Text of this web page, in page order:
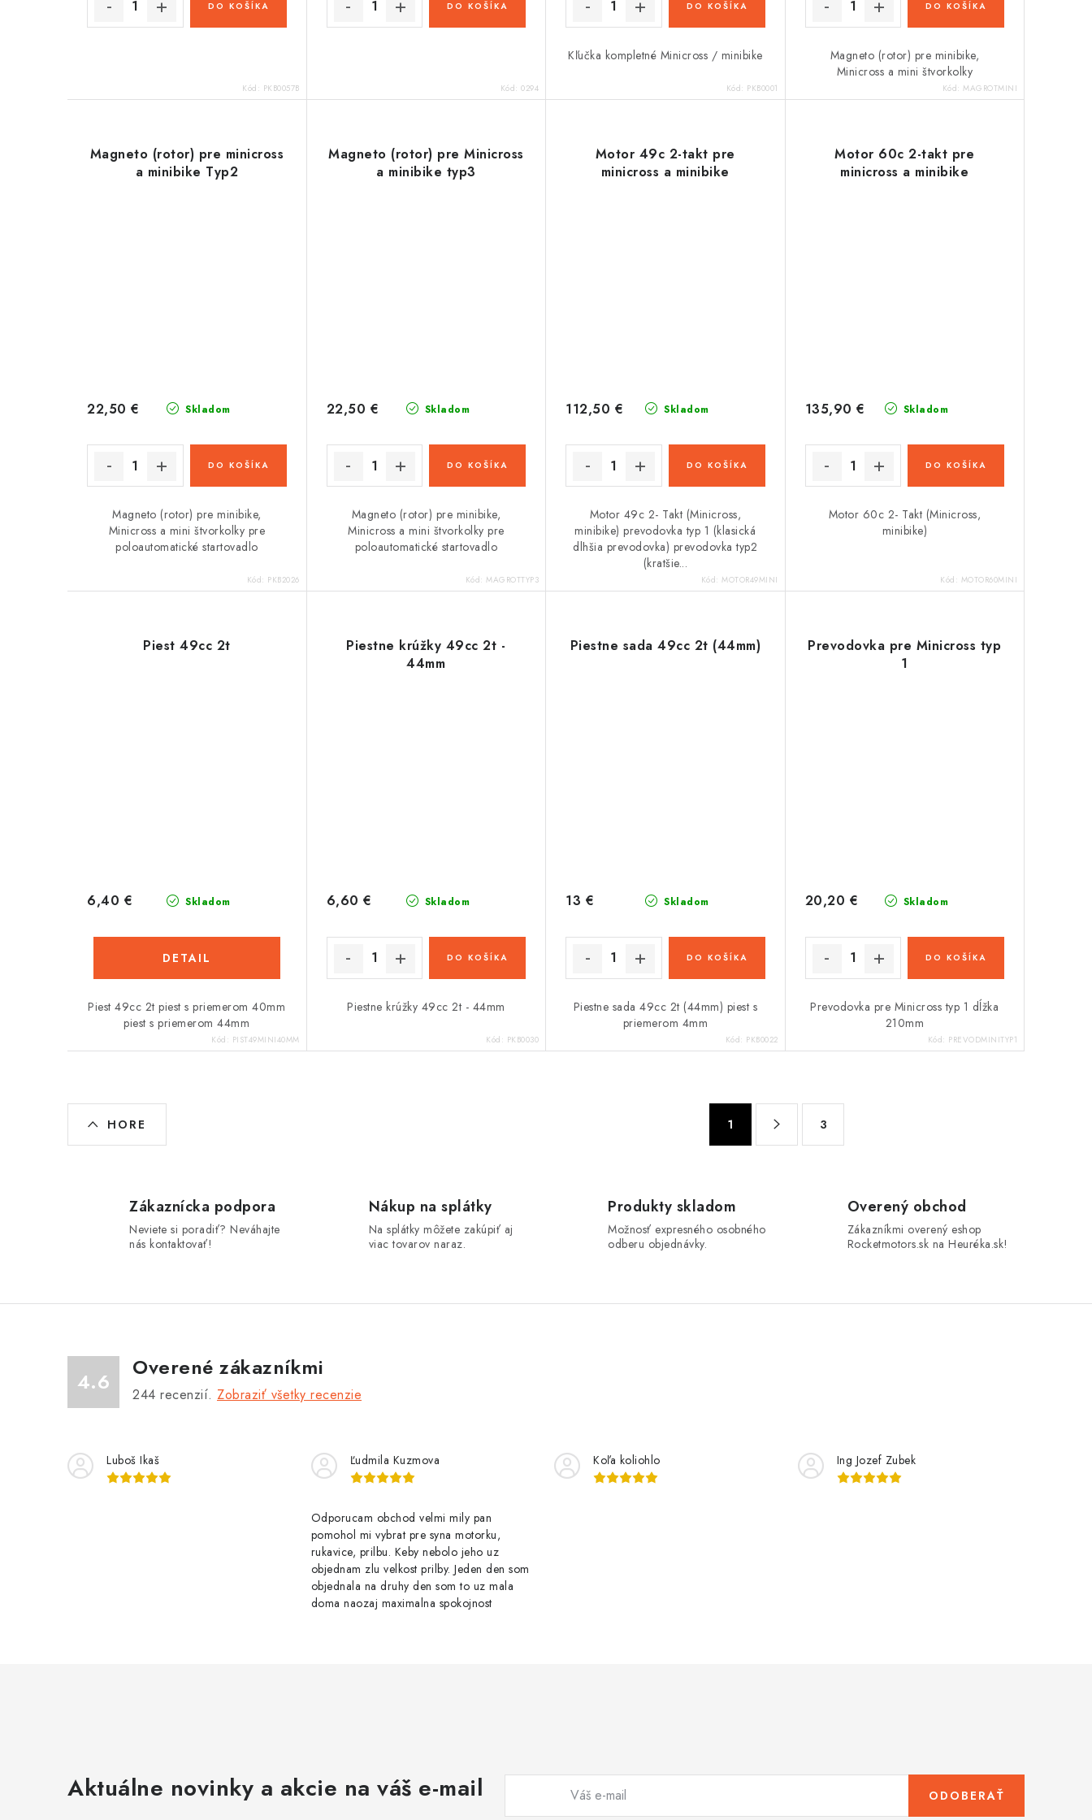
DO KOŠÍKA
Kód: PKB0057B
DO KOŠÍKA
Kód: 0294
DO KOŠÍKA
Kľučka kompletné Minicross / minibike
Kód: PKB0001
DO KOŠÍKA
Magneto (rotor) pre minibike,
Minicross a mini štvorkolky
Kód: MAGROTMINI
Magneto (rotor) pre minicross
a minibike Typ2
Skladom
22,50 €
DO KOŠÍKA
Magneto (rotor) pre minibike,
Minicross a mini štvorkolky pre
poloautomatické startovadlo
Kód: PKB2026
Magneto (rotor) pre Minicross
a minibike typ3
Skladom
22,50 €
DO KOŠÍKA
Magneto (rotor) pre minibike,
Minicross a mini štvorkolky pre
poloautomatické startovadlo
Kód: MAGROTTYP3
Motor 49c 2-takt pre
minicross a minibike
Skladom
112,50 €
DO KOŠÍKA
Motor 49c 2- Takt (Minicross,
minibike) prevodovka typ 1 (klasická
dlhšia prevodovka) prevodovka typ2
(kratšie...
Kód: MOTOR49MINI
Motor 60c 2-takt pre
minicross a minibike
Skladom
135,90 €
DO KOŠÍKA
Motor 60c 2- Takt (Minicross,
minibike)
Kód: MOTOR60MINI
Piest 49cc 2t
Skladom
6,40 €
DETAIL
Piest 49cc 2t piest s priemerom 40mm
piest s priemerom 44mm
Kód: PIST49MINI40MM
Piestne krúžky 49cc 2t -
44mm
Skladom
6,60 €
DO KOŠÍKA
Piestne krúžky 49cc 2t - 44mm
Kód: PKB0030
Piestne sada 49cc 2t (44mm)
Skladom
13 €
DO KOŠÍKA
Piestne sada 49cc 2t (44mm) piest s
priemerom 4mm
Kód: PKB0022
Prevodovka pre Minicross typ
1
Skladom
20,20 €
DO KOŠÍKA
Prevodovka pre Minicross typ 1 dĺžka
210mm
Kód: PREVODMINITYP1
O
v
i
p
v
y
S
n
k
o
1 3
HORE
Zákaznícka podpora
Neviete si poradiť? Neváhajte
nás kontaktovať!
Nákup na splátky
Na splátky môžete zakúpiť aj
viac tovarov naraz.
Produkty skladom
Možnosť expresného osobného
odberu objednávky.
Overený obchod
Zákazníkmi overený eshop
Rocketmotors.sk na Heuréka.sk!
4.6
Overené zákazníkmi
244 recenzií. Zobraziť všetky recenzie
Luboš Ikaš Ľudmila Kuzmova
Odporucam obchod velmi mily pan
pomohol mi vybrat pre syna motorku,
rukavice, prilbu. Keby nebolo jeho uz
objednam zlu velkost prilby. Jeden den som
objednala na druhy den som to uz mala
doma naozaj maximalna spokojnost
Koľa koliohlo Ing Jozef Zubek
Aktuálne novinky a akcie na váš e-mail ODOBERAŤ